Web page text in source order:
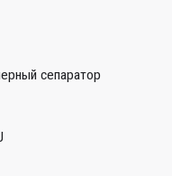
сепаратор